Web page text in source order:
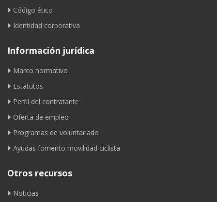
Código ético
Identidad corporativa
Información jurídica
Marco normativo
Estatutos
Perfil del contratante
Oferta de empleo
Programas de voluntariado
Ayudas fomento movilidad ciclista
Otros recursos
Noticias